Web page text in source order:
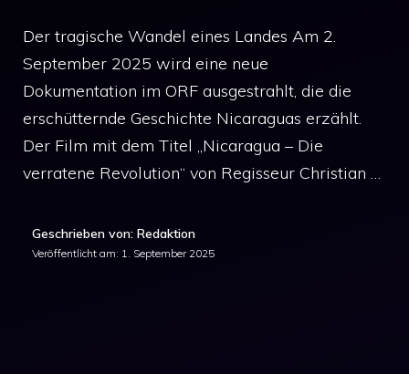
Der tragische Wandel eines Landes Am 2.
September 2025 wird eine neue
Dokumentation im ORF ausgestrahlt, die die
erschütternde Geschichte Nicaraguas erzählt.
Der Film mit dem Titel „Nicaragua – Die
verratene Revolution“ von Regisseur Christian …
Geschrieben von: Redaktion
Veröffentlicht am: 1. September 2025